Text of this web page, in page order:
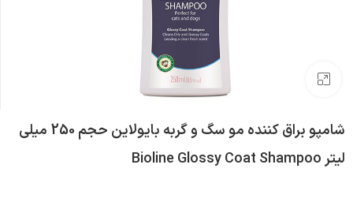
شامپو براق کننده مو سگ و گربه بایولاین حجم 250 میلی
لیتر Bioline Glossy Coat Shampoo